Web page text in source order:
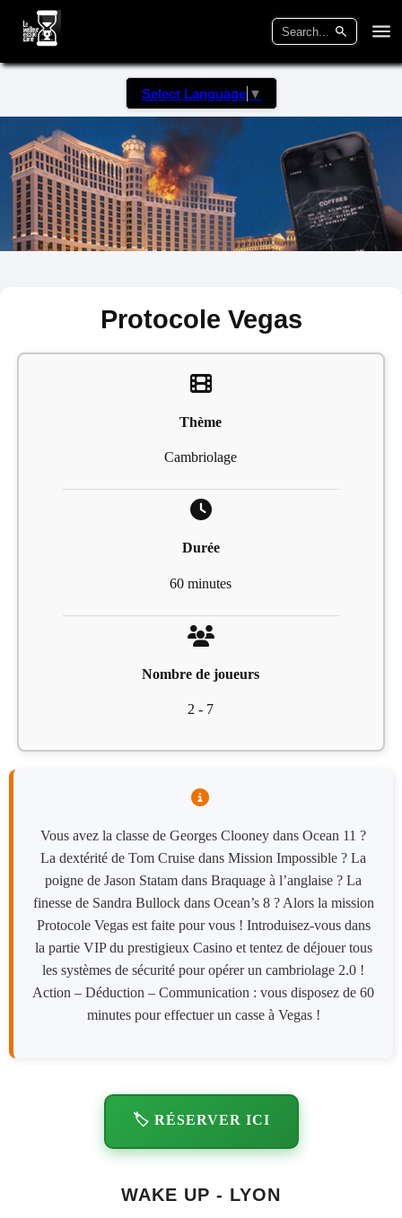
Select Language ▼
Protocole Vegas
Thème
Cambriolage
Durée
60 minutes
Nombre de joueurs
2 - 7
Vous avez la classe de Georges Clooney dans Ocean 11 ?
La dextérité de Tom Cruise dans Mission Impossible ? La
poigne de Jason Statam dans Braquage à l’anglaise ? La
finesse de Sandra Bullock dans Ocean’s 8 ? Alors la mission
Protocole Vegas est faite pour vous ! Introduisez-vous dans
la partie VIP du prestigieux Casino et tentez de déjouer tous
les systèmes de sécurité pour opérer un cambriolage 2.0 !
Action – Déduction – Communication : vous disposez de 60
minutes pour effectuer un casse à Vegas !
🏷️ RÉSERVER ICI
WAKE UP - LYON